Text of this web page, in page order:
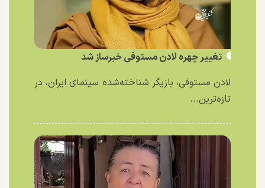
تغییر چهره لادن مستوفی خبرساز شد
لادن مستوفی، بازیگر شناخته‌شده سینمای ایران، در
تازه‌ترین...